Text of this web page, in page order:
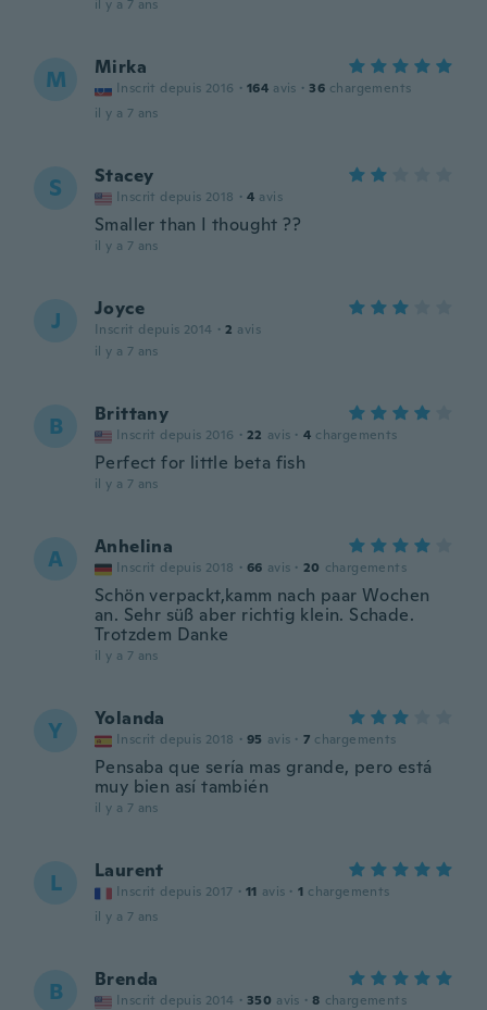
il y a 7 ans
M Mirka
Inscrit depuis 2016 · 164 avis · 36 chargements
il y a 7 ans
S Stacey
Inscrit depuis 2018 · 4 avis
Smaller than I thought ??
il y a 7 ans
J Joyce
Inscrit depuis 2014 · 2 avis
il y a 7 ans
B Brittany
Inscrit depuis 2016 · 22 avis · 4 chargements
Perfect for little beta fish
il y a 7 ans
A Anhelina
Inscrit depuis 2018 · 66 avis · 20 chargements
Schön verpackt,kamm nach paar Wochen
an. Sehr süß aber richtig klein. Schade.
Trotzdem Danke
il y a 7 ans
Y Yolanda
Inscrit depuis 2018 · 95 avis · 7 chargements
Pensaba que sería mas grande, pero está
muy bien así también
il y a 7 ans
L Laurent
Inscrit depuis 2017 · 11 avis · 1 chargements
il y a 7 ans
B Brenda
Inscrit depuis 2014 · 350 avis · 8 chargements